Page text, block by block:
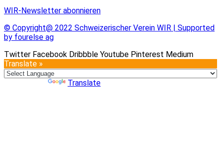
WIR-Newsletter abonnieren
© Copyright@ 2022 Schweizerischer Verein WIR | Supported
by fourelse ag
Twitter Facebook Dribbble Youtube Pinterest Medium
Translate »
Translate